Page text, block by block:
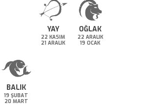
YAY
22 KASIM
21 ARALIK
OĞLAK
22 ARALIK
19 OCAK
BALIK
19 ŞUBAT
20 MART